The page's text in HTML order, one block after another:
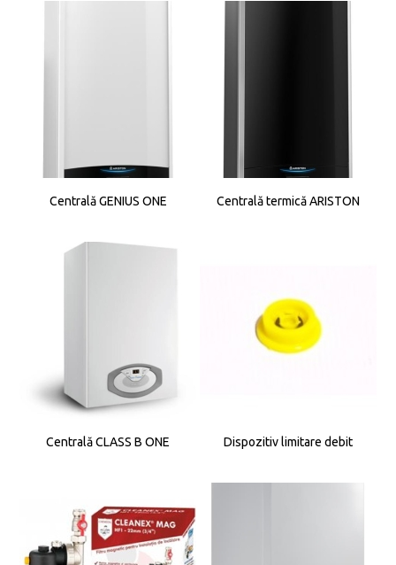
Centrală GENIUS ONE Centrală termică ARISTON
Centrală CLASS B ONE Dispozitiv limitare debit